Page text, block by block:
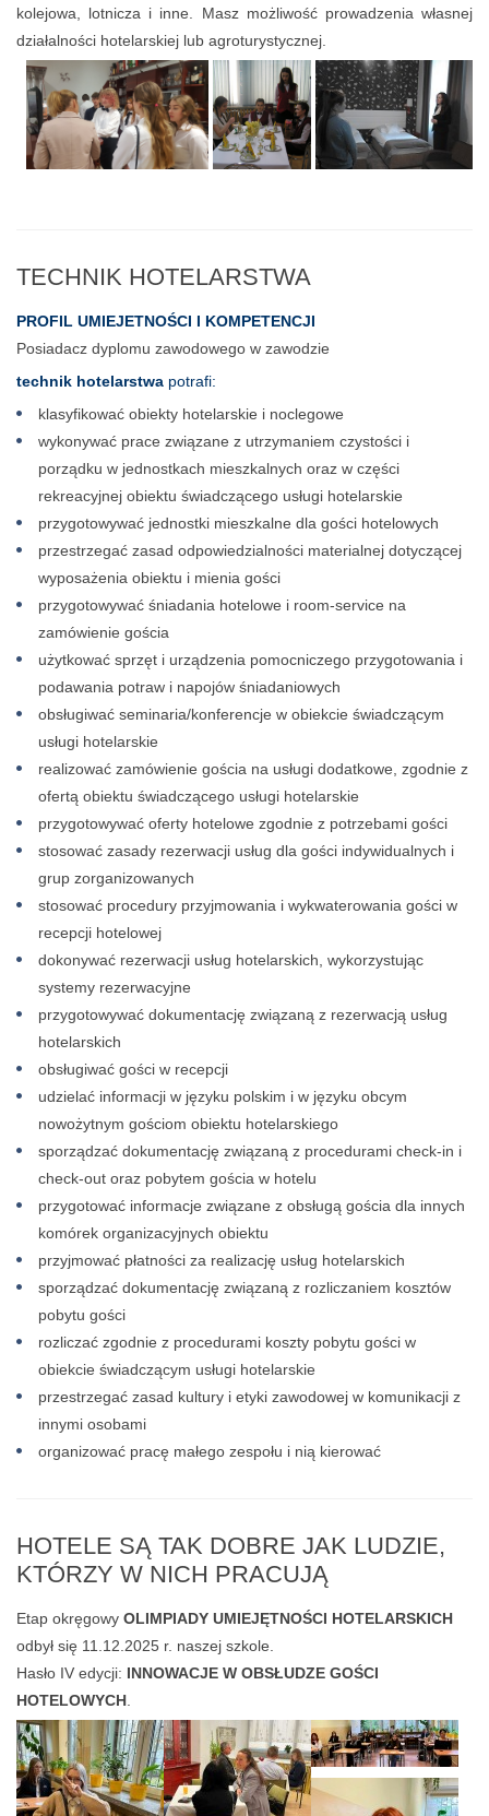
kolejowa, lotnicza i inne. Masz możliwość prowadzenia własnej
działalności hotelarskiej lub agroturystycznej.
TECHNIK HOTELARSTWA
PROFIL UMIEJETNOŚCI I KOMPETENCJI
Posiadacz dyplomu zawodowego w zawodzie
technik hotelarstwa potrafi:
klasyfikować obiekty hotelarskie i noclegowe
wykonywać prace związane z utrzymaniem czystości i
porządku w jednostkach mieszkalnych oraz w części
rekreacyjnej obiektu świadczącego usługi hotelarskie
przygotowywać jednostki mieszkalne dla gości hotelowych
przestrzegać zasad odpowiedzialności materialnej dotyczącej
wyposażenia obiektu i mienia gości
przygotowywać śniadania hotelowe i room-service na
zamówienie gościa
użytkować sprzęt i urządzenia pomocniczego przygotowania i
podawania potraw i napojów śniadaniowych
obsługiwać seminaria/konferencje w obiekcie świadczącym
usługi hotelarskie
realizować zamówienie gościa na usługi dodatkowe, zgodnie z
ofertą obiektu świadczącego usługi hotelarskie
przygotowywać oferty hotelowe zgodnie z potrzebami gości
stosować zasady rezerwacji usług dla gości indywidualnych i
grup zorganizowanych
stosować procedury przyjmowania i wykwaterowania gości w
recepcji hotelowej
dokonywać rezerwacji usług hotelarskich, wykorzystując
systemy rezerwacyjne
przygotowywać dokumentację związaną z rezerwacją usług
hotelarskich
obsługiwać gości w recepcji
udzielać informacji w języku polskim i w języku obcym
nowożytnym gościom obiektu hotelarskiego
sporządzać dokumentację związaną z procedurami check-in i
check-out oraz pobytem gościa w hotelu
przygotować informacje związane z obsługą gościa dla innych
komórek organizacyjnych obiektu
przyjmować płatności za realizację usług hotelarskich
sporządzać dokumentację związaną z rozliczaniem kosztów
pobytu gości
rozliczać zgodnie z procedurami koszty pobytu gości w
obiekcie świadczącym usługi hotelarskie
przestrzegać zasad kultury i etyki zawodowej w komunikacji z
innymi osobami
organizować pracę małego zespołu i nią kierować
HOTELE SĄ TAK DOBRE JAK LUDZIE,
KTÓRZY W NICH PRACUJĄ
Etap okręgowy OLIMPIADY UMIEJĘTNOŚCI HOTELARSKICH
odbył się 11.12.2025 r. naszej szkole.
Hasło IV edycji: INNOWACJE W OBSŁUDZE GOŚCI
HOTELOWYCH